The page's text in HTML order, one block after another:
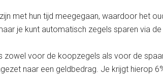
met hun tijd meegegaan, waardoor het
je kunt automatisch zegels sparen via de
zowel voor de koopzegels als voor de
naar een geldbedrag. Je krijgt hierop